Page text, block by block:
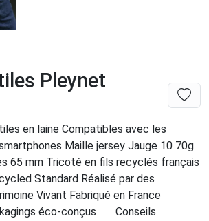
Pleynet
en laine Compatibles avec les
Maille jersey Jauge 10 70g
65 mm Tricoté en fils recyclés français
Standard Réalisé par des
Vivant Fabriqué en France
éco-conçus Conseils